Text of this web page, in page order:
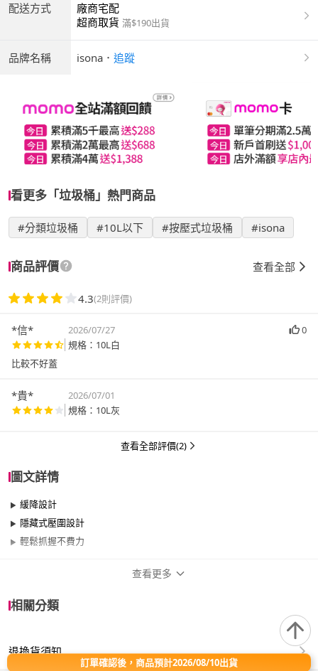
配送方式
廠商宅配
超商取貨 滿$190出貨
品牌名稱 isona ． 追蹤
看更多「垃圾桶」熱門商品
#分類垃圾桶 #10L以下 #按壓式垃圾桶 #isona
商品評價 查看全部
4.3(2則評價)
*信* 2026/07/27
0
規格：10L白
比較不好蓋
*貴*
2026/07/01
規格：10L灰
查看全部評價(2)
圖文詳情
緩降設計
隱藏式壓圍設計
輕鬆抓握不費力
類型 腳踏式
查看更多
相關分類
退換貨須知
訂單確認後，商品預計2026/08/10出貨